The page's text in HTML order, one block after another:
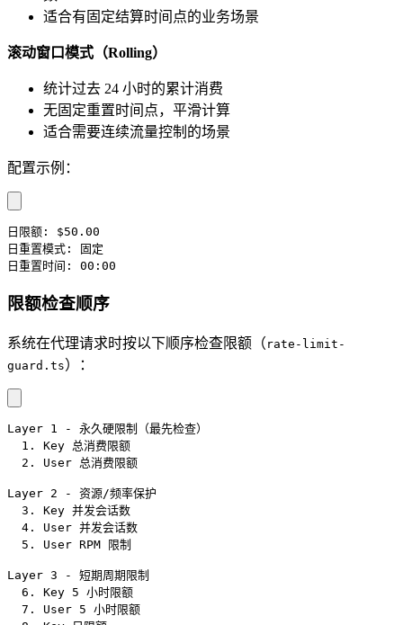
适合有固定结算时间点的业务场景
滚动窗口模式（Rolling）
统计过去 24 小时的累计消费
无固定重置时间点，平滑计算
适合需要连续流量控制的场景
配置示例：
日限额: $50.00
日重置模式: 固定
日重置时间: 00:00
限额检查顺序
系统在代理请求时按以下顺序检查限额（ rate-limit-
guard.ts）：
Layer 1 - 永久硬限制（最先检查）
  1. Key 总消费限额
  2. User 总消费限额
Layer 2 - 资源/频率保护
  3. Key 并发会话数
  4. User 并发会话数
  5. User RPM 限制
Layer 3 - 短期周期限制
  6. Key 5 小时限额
  7. User 5 小时限额